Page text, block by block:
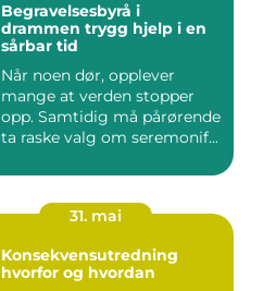
Begravelsesbyrå i
drammen trygg hjelp i en
sårbar tid
Når noen dør, opplever
mange at verden stopper
opp. Samtidig må pårørende
ta raske valg om seremonif...
31. mai
Konsekvensutredning
hvorfor og hvordan